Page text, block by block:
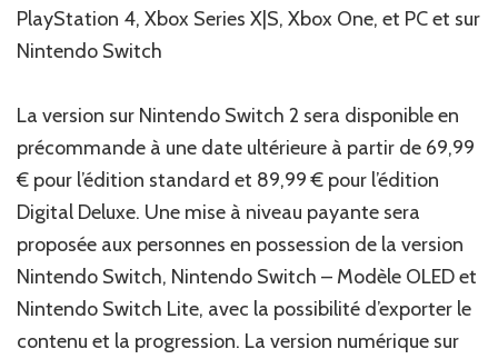
PlayStation 4, Xbox Series X|S, Xbox One, et PC et sur
Nintendo Switch
La version sur Nintendo Switch 2 sera disponible en
précommande à une date ultérieure à partir de 69,99
€ pour l’édition standard et 89,99 € pour l’édition
Digital Deluxe. Une mise à niveau payante sera
proposée aux personnes en possession de la version
Nintendo Switch, Nintendo Switch – Modèle OLED et
Nintendo Switch Lite, avec la possibilité d’exporter le
contenu et la progression. La version numérique sur